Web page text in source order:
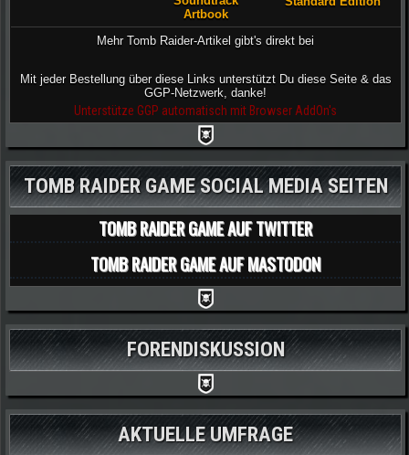
Artbook
Mehr Tomb Raider-Artikel gibt's direkt bei
Mit jeder Bestellung über diese Links unterstützt Du diese Seite & das
GGP-Netzwerk, danke!
Unterstütze GGP automatisch mit Browser AddOn's
TOMB RAIDER GAME SOCIAL MEDIA SEITEN
TOMB RAIDER GAME AUF TWITTER
TOMB RAIDER GAME AUF MASTODON
FORENDISKUSSION
AKTUELLE UMFRAGE